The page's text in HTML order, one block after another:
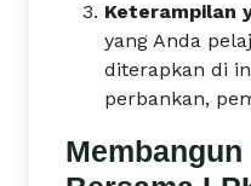
Keterampilan
yang Anda
diterapkan di
perbankan,